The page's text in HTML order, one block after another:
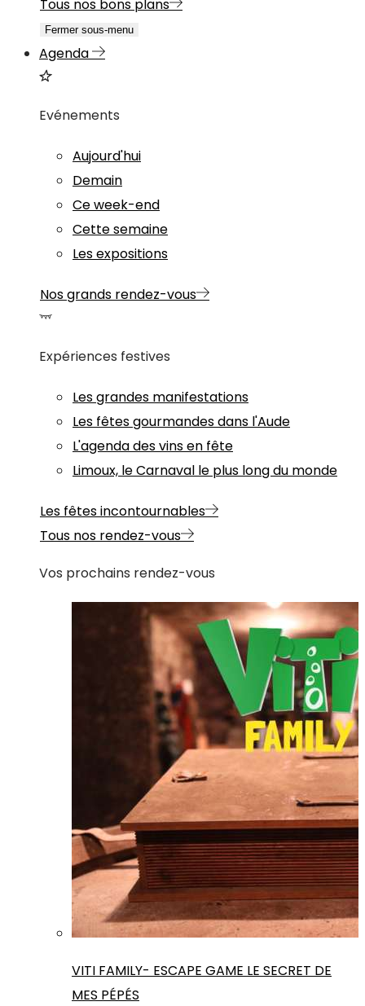
Tous nos bons plans
Fermer sous-menu
Agenda
Evénements
Aujourd'hui
Demain
Ce week-end
Cette semaine
Les expositions
Nos grands rendez-vous
Expériences festives
Les grandes manifestations
Les fêtes gourmandes dans l'Aude
L'agenda des vins en fête
Limoux, le Carnaval le plus long du monde
Les fêtes incontournables
Tous nos rendez-vous
Vos prochains rendez-vous
VITI FAMILY- ESCAPE GAME LE SECRET DE
MES PÉPÉS